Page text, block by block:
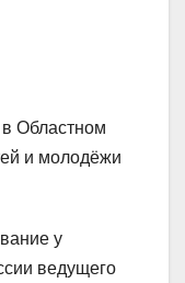
Областном
и молодёжи
у
ведущего